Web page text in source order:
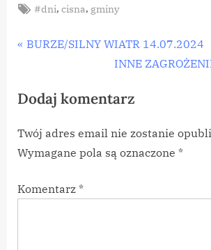
Tags:
#dni,cisna, gminy
Nawigacja
P
v
o
u
P
BURZE/SILNY WIATR 14.07.2024
N
x
P
o
t
INNE
Dodaj komentarz
Twój adres email nie zostanie
Wymagane pola są oznaczone *
Komentarz *